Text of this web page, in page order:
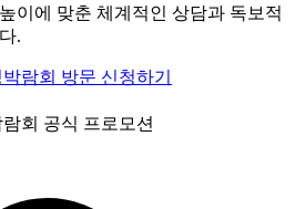
이에 맞춘 체계적인 상담과 독보적
.
회 공식 프로모션